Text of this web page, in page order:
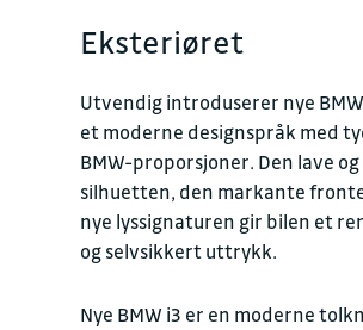
Eksteriøret
Utvendig introduserer nye
et moderne designspråk med
BMW-proporsjoner. Den lave
silhuetten, den markante
nye lyssignaturen gir bilen et
og selvsikkert uttrykk.
Nye BMW i3 er en moderne